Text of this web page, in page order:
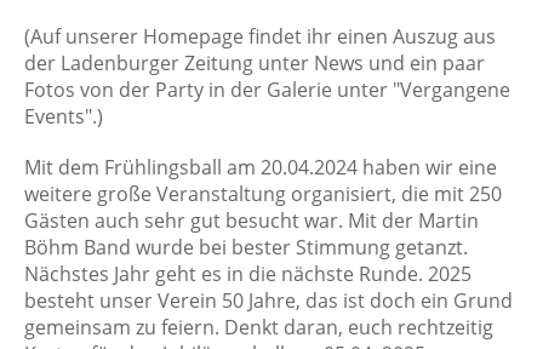
(Auf unserer Homepage findet ihr einen Auszug aus
der Ladenburger Zeitung unter News und ein paar
Fotos von der Party in der Galerie unter "Vergangene
Events".)
Mit dem Frühlingsball am 20.04.2024 haben wir eine
weitere große Veranstaltung organisiert, die mit 250
Gästen auch sehr gut besucht war. Mit der Martin
Böhm Band wurde bei bester Stimmung getanzt.
Nächstes Jahr geht es in die nächste Runde. 2025
besteht unser Verein 50 Jahre, das ist doch ein Grund
gemeinsam zu feiern. Denkt daran, euch rechtzeitig